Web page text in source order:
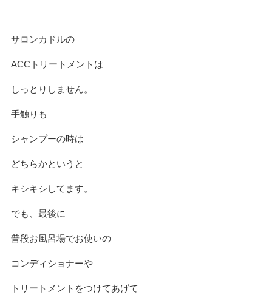
サロンカドルの
ACCトリートメントは
しっとりしません。
手触りも
シャンプーの時は
どちらかというと
キシキシしてます。
でも、最後に
普段お風呂場でお使いの
コンディショナーや
トリートメントをつけてあげて